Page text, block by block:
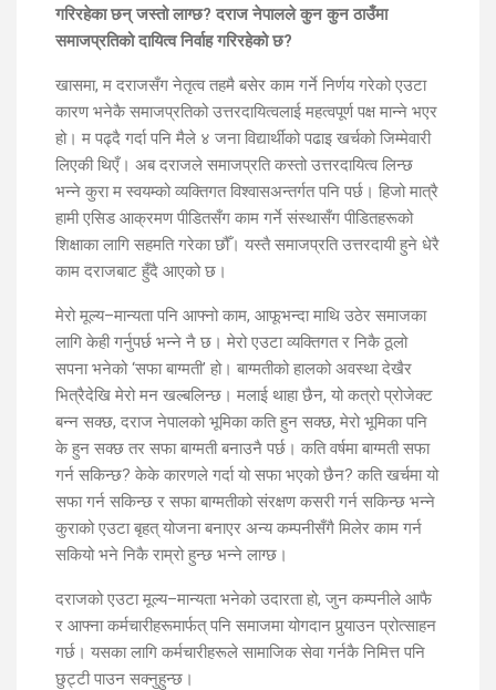
गरिरहेका छन् जस्तो लाग्छ? दराज नेपालले कुन कुन ठाउँमा
समाजप्रतिको दायित्व निर्वाह गरिरहेको छ?
खासमा, म दराजसँग नेतृत्व तहमै बसेर काम गर्ने निर्णय गरेको एउटा
कारण भनेकै समाजप्रतिको उत्तरदायित्वलाई महत्वपूर्ण पक्ष मान्ने भएर
हो। म पढ्दै गर्दा पनि मैले ४ जना विद्यार्थीको पढाइ खर्चको जिम्मेवारी
लिएकी थिएँ। अब दराजले समाजप्रति कस्तो उत्तरदायित्व लिन्छ
भन्ने कुरा म स्वयम्को व्यक्तिगत विश्वासअन्तर्गत पनि पर्छ। हिजो मात्रै
हामी एसिड आक्रमण पीडितसँग काम गर्ने संस्थासँग पीडितहरूको
शिक्षाका लागि सहमति गरेका छौँ। यस्तै समाजप्रति उत्तरदायी हुने धेरै
काम दराजबाट हुँदै आएको छ।
मेरो मूल्य–मान्यता पनि आफ्नो काम, आफूभन्दा माथि उठेर समाजका
लागि केही गर्नुपर्छ भन्ने नै छ। मेरो एउटा व्यक्तिगत र निकै ठूलो
सपना भनेको ‘सफा बाग्मती’ हो। बाग्मतीको हालको अवस्था देखैर
भित्रैदेखि मेरो मन खल्बलिन्छ। मलाई थाहा छैन, यो कत्रो प्रोजेक्ट
बन्न सक्छ, दराज नेपालको भूमिका कति हुन सक्छ, मेरो भूमिका पनि
के हुन सक्छ तर सफा बाग्मती बनाउनै पर्छ। कति वर्षमा बाग्मती सफा
गर्न सकिन्छ? केके कारणले गर्दा यो सफा भएको छैन? कति खर्चमा यो
सफा गर्न सकिन्छ र सफा बाग्मतीको संरक्षण कसरी गर्न सकिन्छ भन्ने
कुराको एउटा बृहत् योजना बनाएर अन्य कम्पनीसँगै मिलेर काम गर्न
सकियो भने निकै राम्रो हुन्छ भन्ने लाग्छ।
दराजको एउटा मूल्य–मान्यता भनेको उदारता हो, जुन कम्पनीले आफै
र आफ्ना कर्मचारीहरूमार्फत् पनि समाजमा योगदान पुर्‍याउन प्रोत्साहन
गर्छ। यसका लागि कर्मचारीहरूले सामाजिक सेवा गर्नकै निमित्त पनि
छुट्टी पाउन सक्नुहुन्छ।